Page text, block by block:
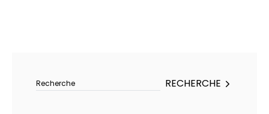
RECHERCHE